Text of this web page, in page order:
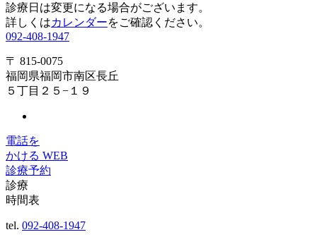
診療日は変更になる場合がございます。
詳しくはカレンダーをご確認ください。
092-408-1947
〒 815-0075
福岡県福岡市南区長丘
５丁目２５−１９
電話を
かける WEB
診療予約
診療
時間表
tel. 092-408-1947